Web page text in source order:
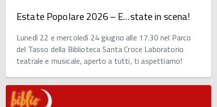
Estate Popolare 2026 – E…state in scena!
Lunedì 22 e mercoledì 24 giugno alle 17.30 nel Parco
del Tasso della Biblioteca Santa Croce Laboratorio
teatrale e musicale, aperto a tutti, ti aspettiamo!